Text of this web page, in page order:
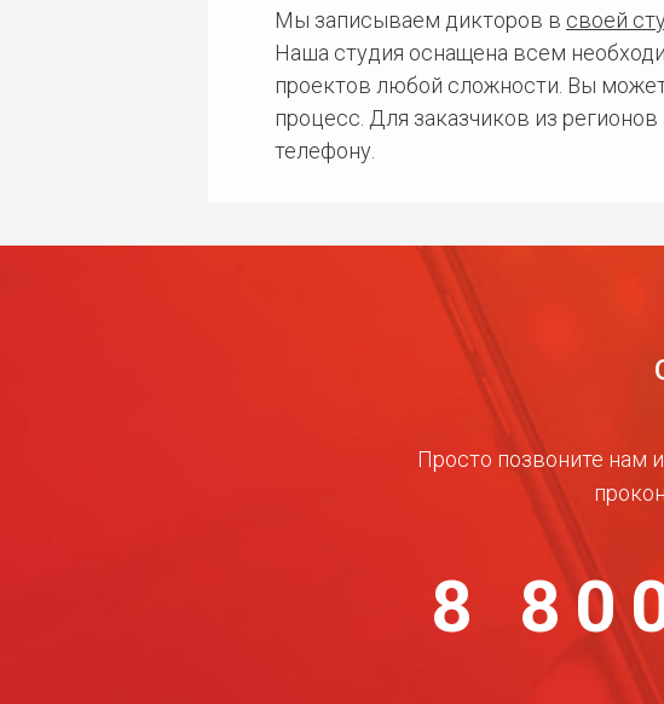
Мы записываем дикторов в своей
Наша студия оснащена всем
проектов любой сложности. Вы
процесс. Для заказчиков из
телефону.
Просто позвоните нам
8